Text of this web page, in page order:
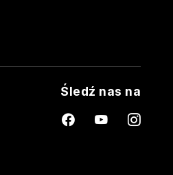
Śledź nas na